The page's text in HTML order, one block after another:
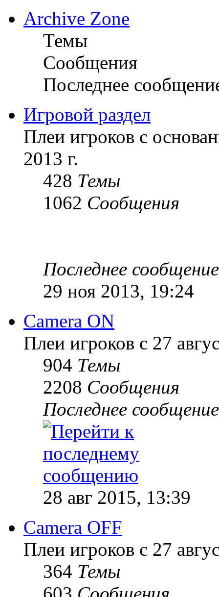
Archive Zone
Темы
Сообщения
Последнее
Игровой раздел
Плеи игроков с
2013 г.
428 Темы
1062 Сообщения
Последнее сообщение
29 ноя 2013, 19:24
Camera ON
Плеи игроков с 27
904 Темы
2208 Сообщения
Последнее сообщение
28 авг 2015, 13:39
Camera OFF
Плеи игроков с 27
364 Темы